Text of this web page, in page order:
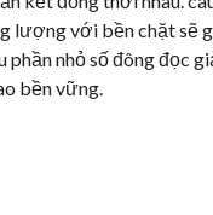
lượng với bền chặt sẽ
nhỏ số đông đọc
bền vững.